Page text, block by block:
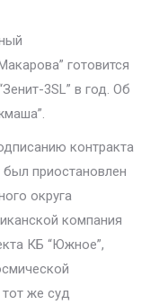
готовится
3SL” в год. Об
контракта
был приостановлен
округа
компания
КБ “Южное”,
же суд